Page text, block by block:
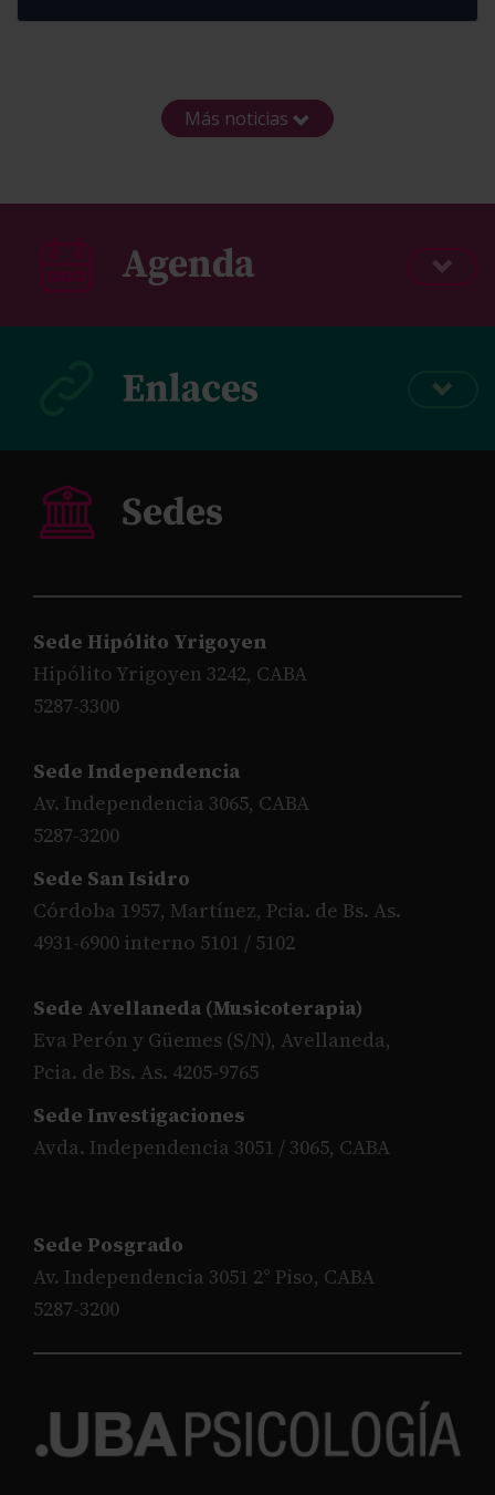
Más noticias
Sede Hipólito Yrigoyen
Hipólito Yrigoyen 3242, CABA
5287-3300
Sede Independencia
Av. Independencia 3065, CABA
5287-3200
Sede San Isidro
Córdoba 1957, Martínez, Pcia. de Bs. As.
4931-6900 interno 5101 / 5102
Sede Avellaneda (Musicoterapia)
Eva Perón y Güemes (S/N), Avellaneda,
Pcia. de Bs. As. 4205-9765
Sede Investigaciones
Avda. Independencia 3051 / 3065, CABA
Sede Posgrado
Av. Independencia 3051 2° Piso, CABA
5287-3200